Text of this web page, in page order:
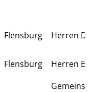
Flensburg
Herren
Flensburg Herren